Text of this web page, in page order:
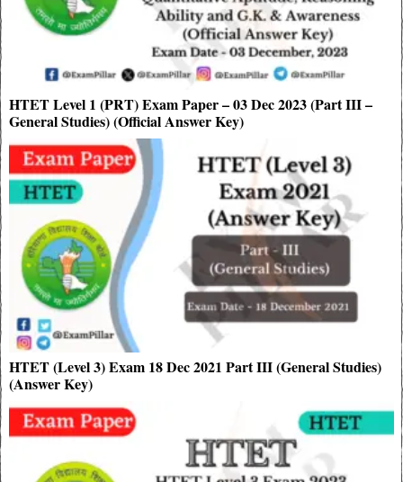
HTET Level 1 (PRT) Exam Paper – 03 Dec 2023 (Part III –
General Studies) (Official Answer Key)
HTET (Level 3) Exam 18 Dec 2021 Part III (General Studies)
(Answer Key)